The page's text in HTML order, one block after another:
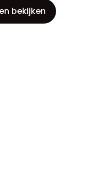
bekijken